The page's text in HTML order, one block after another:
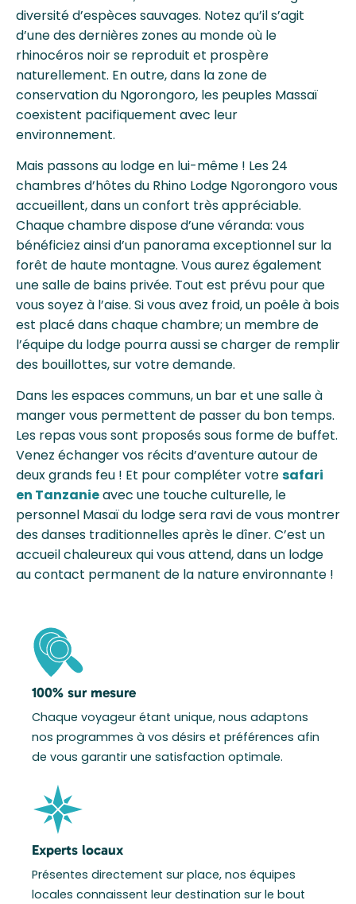
diversité d’espèces sauvages. Notez qu’il s’agit
d’une des dernières zones au monde où le
rhinocéros noir se reproduit et prospère
naturellement. En outre, dans la zone de
conservation du Ngorongoro, les peuples Massaï
coexistent pacifiquement avec leur
environnement.
Mais passons au lodge en lui-même ! Les 24
chambres d’hôtes du Rhino Lodge Ngorongoro vous
accueillent, dans un confort très appréciable.
Chaque chambre dispose d’une véranda: vous
bénéficiez ainsi d’un panorama exceptionnel sur la
forêt de haute montagne. Vous aurez également
une salle de bains privée. Tout est prévu pour que
vous soyez à l’aise. Si vous avez froid, un poêle à bois
est placé dans chaque chambre; un membre de
l’équipe du lodge pourra aussi se charger de remplir
des bouillottes, sur votre demande.
Dans les espaces communs, un bar et une salle à
manger vous permettent de passer du bon temps.
Les repas vous sont proposés sous forme de buffet.
Venez échanger vos récits d’aventure autour de
deux grands feu ! Et pour compléter votresafari
en Tanzanieavec une touche culturelle, le
personnel Masaï du lodge sera ravi de vous montrer
des danses traditionnelles après le dîner. C’est un
accueil chaleureux qui vous attend, dans un lodge
au contact permanent de la nature environnante !
100% sur mesure
Chaque voyageur étant unique, nous adaptons
nos programmes à vos désirs et préférences afin
de vous garantir une satisfaction optimale.
Experts locaux
Présentes directement sur place, nos équipes
locales connaissent leur destination sur le bout